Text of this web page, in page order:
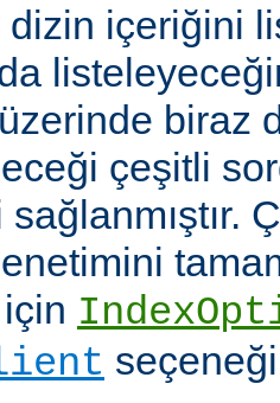
dizin içeriğini
biraz
çeşitli